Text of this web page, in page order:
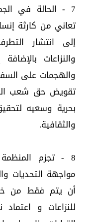
7 - الحالة في
تعاني من كارثة
إلى انتشار
والنزاعات
والهجمات على
تقويض حق شعب
بحرية وسعيه
والثقافية.
8 - تجزم
مواجهة التحديات
أن يتم فقط من
للنزاعات و